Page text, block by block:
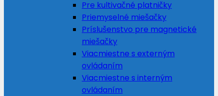
Pre kultivačné platničky
Priemyselné miešačky
Príslušenstvo pre magnetické
miešačky
Viacmiestne s externým
ovládaním
Viacmiestne s interným
ovládaním